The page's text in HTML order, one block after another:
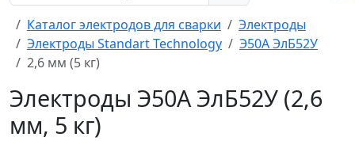
Каталог электродов для сварки
Электроды
Электроды Standart Technology
Э50А ЭлБ52У
2,6 мм (5 кг)
Электроды Э50А ЭлБ52У (2,6
мм, 5 кг)